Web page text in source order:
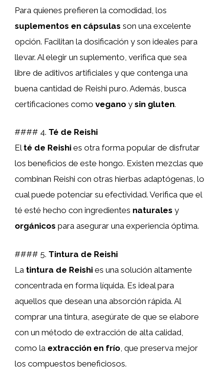
Para quienes prefieren la comodidad, los
suplementos en cápsulas son una excelente
opción. Facilitan la dosificación y son ideales para
llevar. Al elegir un suplemento, verifica que sea
libre de aditivos artificiales y que contenga una
buena cantidad de Reishi puro. Además, busca
certificaciones como vegano y sin gluten.
#### 4. Té de Reishi
El té de Reishi es otra forma popular de disfrutar
los beneficios de este hongo. Existen mezclas que
combinan Reishi con otras hierbas adaptógenas, lo
cual puede potenciar su efectividad. Verifica que el
té esté hecho con ingredientes naturales y
orgánicos para asegurar una experiencia óptima.
#### 5. Tintura de Reishi
La tintura de Reishi es una solución altamente
concentrada en forma líquida. Es ideal para
aquellos que desean una absorción rápida. Al
comprar una tintura, asegúrate de que se elabore
con un método de extracción de alta calidad,
como la extracción en frío , que preserva mejor
los compuestos beneficiosos.